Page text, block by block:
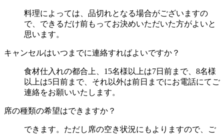
料理によっては、品切れとなる場合がございますの
で、できるだけ前もってお決めいただいた方がよいと
思います。
キャンセルはいつまでに連絡すればよいですか？
食材仕入れの都合上、15名様以上は7日前まで、8名様
以上は5日前まで、それ以外は前日までにお電話にてご
連絡をお願いいたします。
席の種類の希望はできますか？
できます。ただし席の空き状況にもよりますので、ご